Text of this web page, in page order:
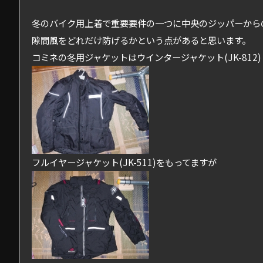
冬のバイク用上着で重要要件の一つに中央のジッパーから
隙間風をどれだけ防げるかという点があると思います。
コミネの冬用ジャケットはウインタージャケット(JK-
フルイヤージャケット(JK-511)をもってますが